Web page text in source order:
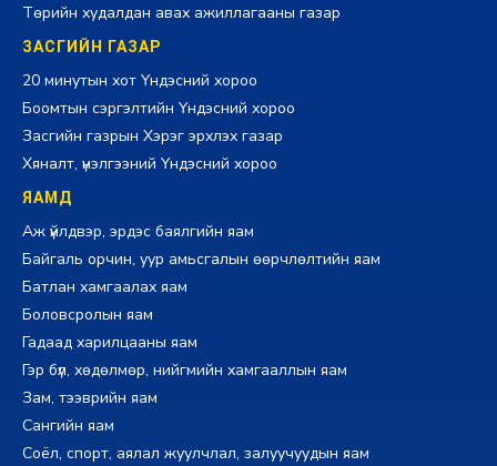
Төрийн худалдан авах ажиллагааны газар
ЗАСГИЙН ГАЗАР
20 минутын хот Үндэсний хороо
Боомтын сэргэлтийн Үндэсний хороо
Засгийн газрын Хэрэг эрхлэх газар
Хяналт, үнэлгээний Үндэсний хороо
ЯАМД
Аж үйлдвэр, эрдэс баялгийн яам
Байгаль орчин, уур амьсгалын өөрчлөлтийн яам
Батлан хамгаалах яам
Боловсролын яам
Гадаад харилцааны яам
Гэр бүл, хөдөлмөр, нийгмийн хамгааллын яам
Зам, тээврийн яам
Сангийн яам
Соёл, спорт, аялал жуулчлал, залуучуудын яам